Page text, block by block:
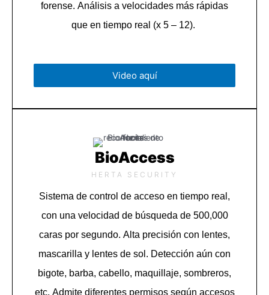
forense. Análisis a velocidades más rápidas
que en tiempo real (x 5 – 12).
Video aquí
BioAccess
HERTA SECURITY
Sistema de control de acceso en tiempo real,
con una velocidad de búsqueda de 500,000
caras por segundo. Alta precisión con lentes,
mascarilla y lentes de sol. Detección aún con
bigote, barba, cabello, maquillaje, sombreros,
etc. Admite diferentes permisos según accesos